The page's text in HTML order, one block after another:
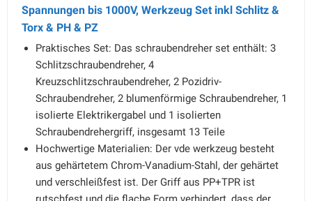
Spannungen bis 1000V, Werkzeug Set inkl Schlitz &
Torx & PH & PZ
Praktisches Set: Das schraubendreher set enthält: 3
Schlitzschraubendreher, 4
Kreuzschlitzschraubendreher, 2 Pozidriv-
Schraubendreher, 2 blumenförmige Schraubendreher, 1
isolierte Elektrikergabel und 1 isolierten
Schraubendrehergriff, insgesamt 13 Teile
Hochwertige Materialien: Der vde werkzeug besteht
aus gehärtetem Chrom-Vanadium-Stahl, der gehärtet
und verschleißfest ist. Der Griff aus PP+TPR ist